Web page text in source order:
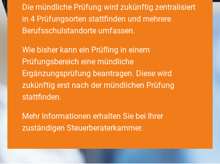
Die mündliche Prüfung wird zukünftig zentralisiert
in 4 Prüfungsorten stattfinden und mehrere
Berufsschulstandorte umfassen.
Wie bisher kann ein Prüfling in einem
Prüfungsbereich eine mündliche
Ergänzungsprüfung beantragen. Diese wird
zukünftig erst nach der mündlichen Prüfung
stattfinden.
Mehr Informationen erhalten Sie bei Ihrer
zuständigen Steuerberaterkammer.